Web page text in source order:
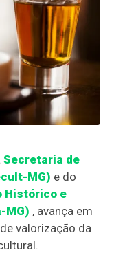
Secretaria de
MG) e do
Histórico e
MG) , avança em
valorização da